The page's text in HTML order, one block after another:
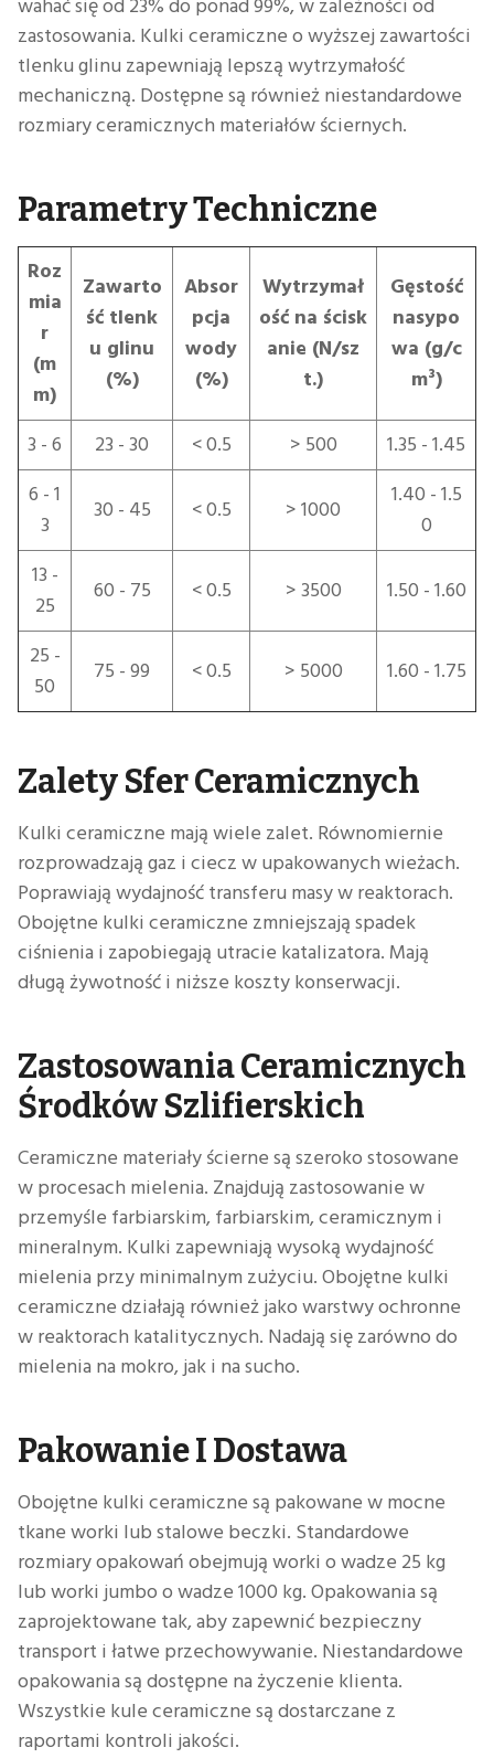
zastosowania. Kulki ceramiczne o wyższej zawartości
tlenku glinu zapewniają lepszą wytrzymałość
mechaniczną. Dostępne są również niestandardowe
rozmiary ceramicznych materiałów ściernych.
Parametry Techniczne
Roz
mia
r
(m
m)
Zawarto
ść tlenk
u glinu
(%)
Absor
pcja
wody
(%)
Wytrzymał
ość na ścisk
anie (N/sz
t.)
Gęstość
nasypo
wa (g/c
m³)
3 - 6 23 - 30 < 0.5 > 500
1.35 - 1.45
6 - 1
3
30 - 45 < 0.5 > 1000
1.40 - 1.5
0
13 -
25
60 - 75 < 0.5 > 3500 1.50 - 1.60
25 -
50
75 - 99 < 0.5 > 5000 1.60 - 1.75
Zalety Sfer Ceramicznych
Kulki ceramiczne mają wiele zalet. Równomiernie
rozprowadzają gaz i ciecz w upakowanych wieżach.
Poprawiają wydajność transferu masy w reaktorach.
Obojętne kulki ceramiczne zmniejszają spadek
ciśnienia i zapobiegają utracie katalizatora. Mają
długą żywotność i niższe koszty konserwacji.
Zastosowania Ceramicznych
Środków Szlifierskich
Ceramiczne materiały ścierne są szeroko stosowane
w procesach mielenia. Znajdują zastosowanie w
przemyśle farbiarskim, farbiarskim, ceramicznym i
mineralnym. Kulki zapewniają wysoką wydajność
mielenia przy minimalnym zużyciu. Obojętne kulki
ceramiczne działają również jako warstwy ochronne
w reaktorach katalitycznych. Nadają się zarówno do
mielenia na mokro, jak i na sucho.
Pakowanie I Dostawa
Obojętne kulki ceramiczne są pakowane w mocne
tkane worki lub stalowe beczki. Standardowe
rozmiary opakowań obejmują worki o wadze 25 kg
lub worki jumbo o wadze 1000 kg. Opakowania są
zaprojektowane tak, aby zapewnić bezpieczny
transport i łatwe przechowywanie. Niestandardowe
opakowania są dostępne na życzenie klienta.
Wszystkie kule ceramiczne są dostarczane z
raportami kontroli jakości.